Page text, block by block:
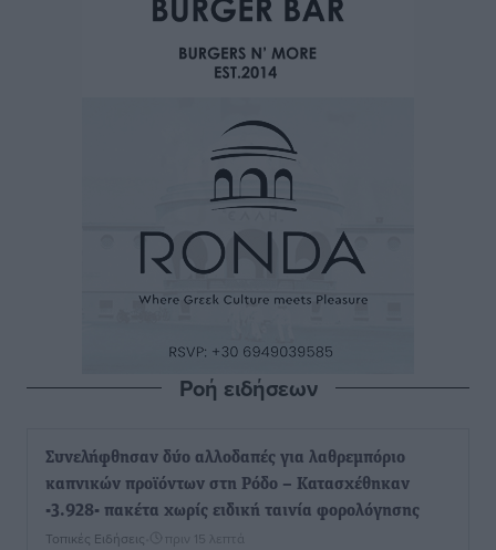
Ροή ειδήσεων
Συνελήφθησαν δύο αλλοδαπές για λαθρεμπόριο
καπνικών προϊόντων στη Ρόδο – Κατασχέθηκαν
-3.928- πακέτα χωρίς ειδική ταινία φορολόγησης
Τοπικές Ειδήσεις πριν 15 λεπτά